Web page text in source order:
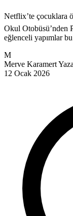
Netflix’te çocuklara
Okul Otobüsü’nden
eğlenceli yapımlar
M
Merve Karamert
12 Ocak 2026